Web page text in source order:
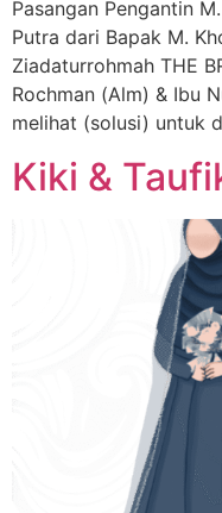
Pasangan Pengantin
Putra dari Bapak M.
Ziadaturrohmah THE
Rochman (Alm) & Ibu
melihat (solusi) untuk
Kiki &